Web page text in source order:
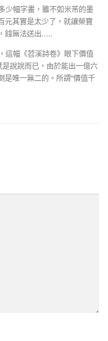
少幅字畫，雖不如米芾的墨
元其實是太少了，就讓榮寶
錢無法送出……
這幅《苕溪詩卷》眼下價值
說說而已，由於能出一億六
是唯一無二的。所謂“價值千